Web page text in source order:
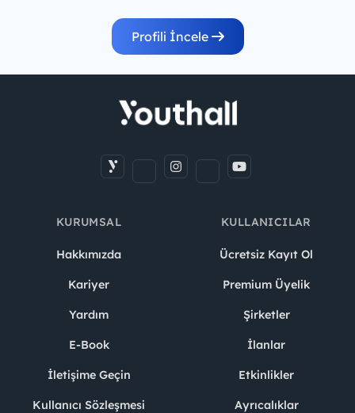
Profili İncele
KURUMSAL
Hakkımızda
Kariyer
Yardım
E-Book
İletişime Geçin
Kullanıcı Sözleşmesi
KULLANICILAR
Ücretsiz Kayıt Ol
Premium Üyelik
Şirketler
İlanlar
Etkinlikler
Ayrıcalıklar